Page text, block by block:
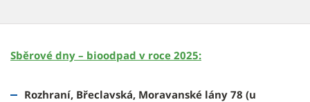
Sběrové dny – bioodpad v roce 2025:
Rozhraní, Břeclavská, Moravanské lány 78 (u